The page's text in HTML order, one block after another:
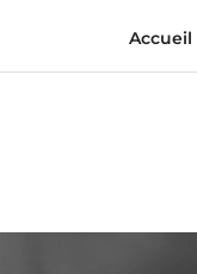
Accueil